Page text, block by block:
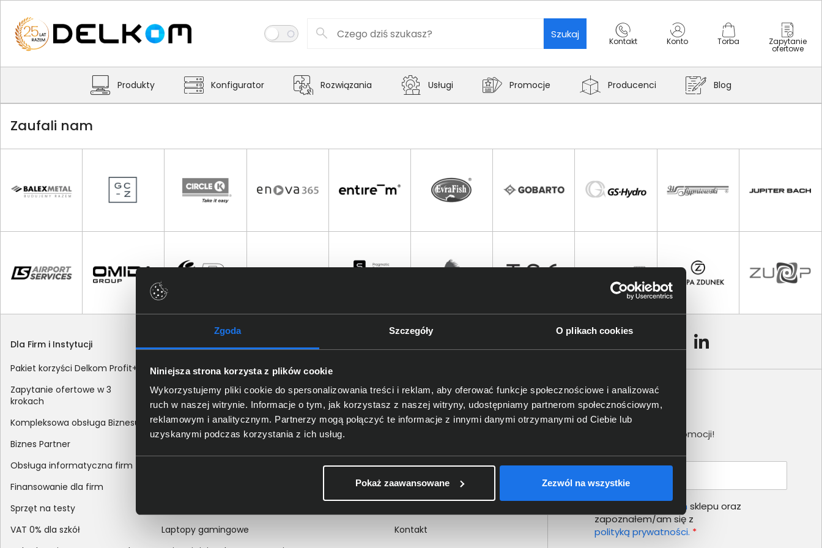
Zgoda Szczegóły O plikach cookies
Niniejsza strona korzysta z plików cookie
Wykorzystujemy pliki cookie do spersonalizowania treści i reklam, aby oferować funkcje społecznościowe i analizować
ruch w naszej witrynie. Informacje o tym, jak korzystasz z naszej witryny, udostępniamy partnerom społecznościowym,
reklamowym i analitycznym. Partnerzy mogą połączyć te informacje z innymi danymi otrzymanymi od Ciebie lub
uzyskanymi podczas korzystania z ich usług.
Pokaż zaawansowane Zezwól na wszystkie
Szukaj
Kontakt Konto Torba Zapytanie
ofertowe
Produkty Konfigurator Rozwiązania Usługi Promocje Producenci Blog
Zaufali nam
Dla Firm i Instytucji
Pakiet korzyści Delkom Profit+
Zapytanie ofertowe w 3
krokach
Kompleksowa obsługa Biznesu
Biznes Partner
Obsługa informatyczna firm
Finansowanie dla firm
Sprzęt na testy
VAT 0% dla szkół
Zakupy
Sposoby dostawy
Metody płatności
Zakup z dofinansowaniem
Odroczony termin płatności
Korekta danych nabywcy na dokumencie
Laptopy gamingowe
Certyfikaty i autoryzacje
Nagrody i wyróżnienia
Polityka prywatności
wewnętrznych
Kontakt
Newsletter
Nie przegap żadnej promocji!
regulamin sklepu oraz
zapoznałem/am się z
polityką prywatności. *